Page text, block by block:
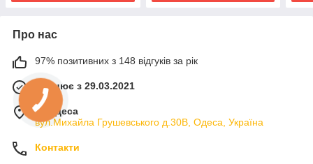
Про нас
97% позитивних з 148 відгуків за рік
Працює з 29.03.2021
м. Одеса
вул.Михайла Грушевського д.30В, Одеса, Україна
Контакти